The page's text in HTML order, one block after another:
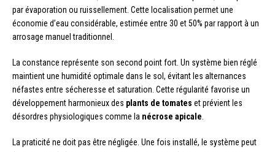
par évaporation ou ruissellement. Cette localisation permet une
économie d’eau considérable, estimée entre 30 et 50% par rapport à un
arrosage manuel traditionnel.
La constance représente son second point fort. Un système bien réglé
maintient une humidité optimale dans le sol, évitant les alternances
néfastes entre sécheresse et saturation. Cette régularité favorise un
développement harmonieux des plants de tomates et prévient les
désordres physiologiques comme la nécrose apicale.
La praticité ne doit pas être négligée. Une fois installé, le système peut